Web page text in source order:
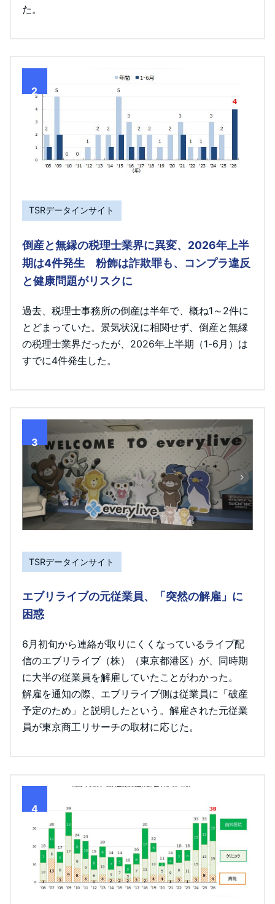
た。
2
TSRデータインサイト
倒産と無縁の税理士業界に異変、2026年上半
期は4件発生 粉飾は詐欺罪も、コンプラ違反
と健康問題がリスクに
過去、税理士事務所の倒産は半年で、概ね1～2件に
とどまっていた。景気状況に相関せず、倒産と無縁
の税理士業界だったが、2026年上半期（1-6月）は
すでに4件発生した。
3
TSRデータインサイト
エブリライブの元従業員、「突然の解雇」に
困惑
6月初旬から連絡が取りにくくなっているライブ配
信のエブリライブ（株）（東京都港区）が、同時期
に大半の従業員を解雇していたことがわかった。
解雇を通知の際、エブリライブ側は従業員に「破産
予定のため」と説明したという。解雇された元従業
員が東京商工リサーチの取材に応じた。
4